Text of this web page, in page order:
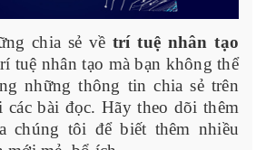
chia sẻ về trí tuệ nhân tạo
tuệ nhân tạo mà bạn không thể
những thông tin chia sẻ trên
bài đọc. Hãy theo dõi thêm
chúng tôi để biết thêm nhiều